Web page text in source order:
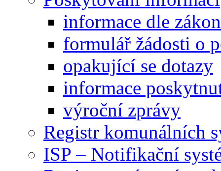
informace dle
formulář žádosti o
opakující se dotazy
informace
výroční zprávy
Registr komunálních
ISP – Notifikační